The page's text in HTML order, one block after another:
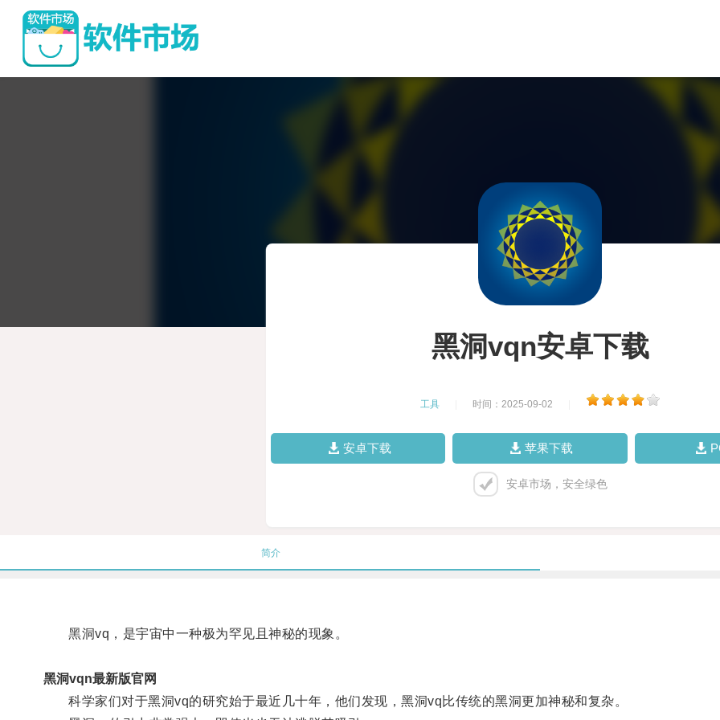
黑洞vqn安卓下载
工具 时间：2025-09-02
安卓下载 苹果下载
安卓市场，安全绿色
简介
黑洞vq，是宇宙中一种极为罕见且神秘的现象。
黑洞vqn最新版官网
科学家们对于黑洞vq的研究始于最近几十年，他们发现，黑洞vq比传统的黑洞更加神秘和复杂。